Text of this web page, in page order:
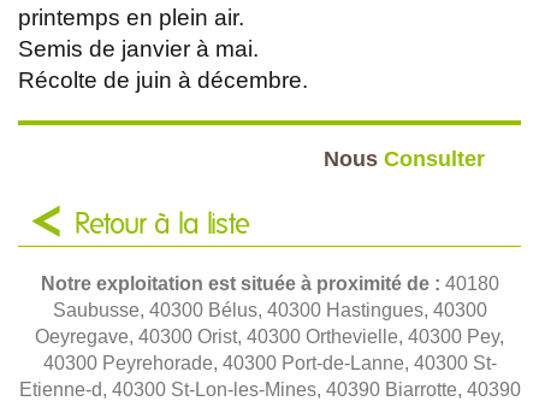
printemps en plein air.
Semis de janvier à mai.
Récolte de juin à décembre.
Nous Consulter
Retour à la liste
Notre exploitation est située à proximité de : 40180
Saubusse, 40300 Bélus, 40300 Hastingues, 40300
Oeyregave, 40300 Orist, 40300 Orthevielle, 40300 Pey,
40300 Peyrehorade, 40300 Port-de-Lanne, 40300 St-
Etienne-d, 40300 St-Lon-les-Mines, 40390 Biarrotte, 40390